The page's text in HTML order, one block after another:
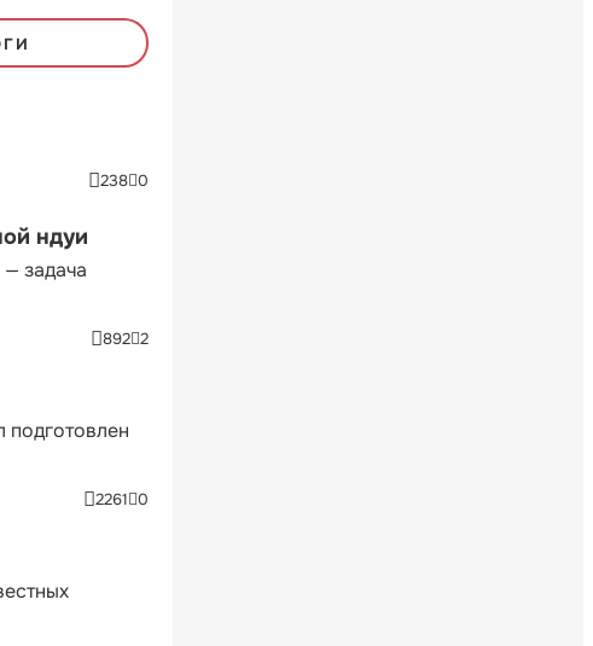
238 0
ндуи
задача
892 2
подготовлен
2261 0